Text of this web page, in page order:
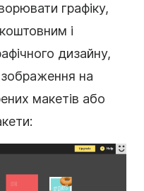
графіку,
і
дизайну,
зображення на
макетів або